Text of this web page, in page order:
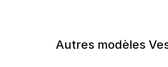
Autres modèles